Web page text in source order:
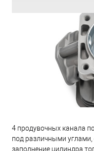
4 продувочных канала
под различными углами,
заполнение цилиндра